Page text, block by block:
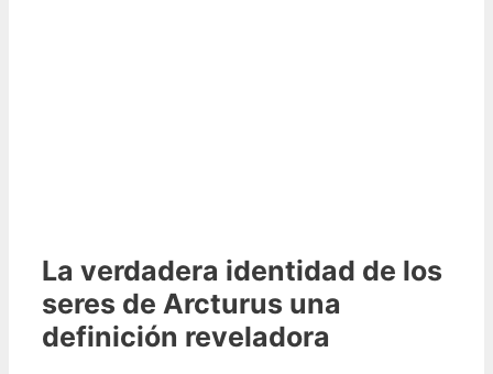
La verdadera identidad de los
seres de Arcturus una
definición reveladora